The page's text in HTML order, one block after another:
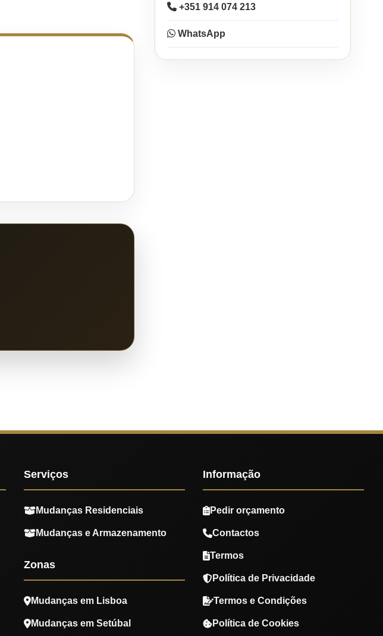
+351 914 074 213
WhatsApp
Serviços
Mudanças Residenciais
Mudanças e Armazenamento
Zonas
Mudanças em Lisboa
Mudanças em Setúbal
Informação
Pedir orçamento
Contactos
Termos
Política de Privacidade
Termos e Condições
Política de Cookies